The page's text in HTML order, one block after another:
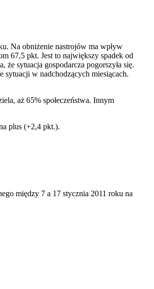
Na obniżenie nastrojów ma wpływ
67,5 pkt. Jest to największy spadek od
sytuacja gospodarcza pogorszyła się.
sytuacji w nadchodzących miesiącach.
aż 65% społeczeństwa. Innym
plus (+2,4 pkt.).
między 7 a 17 stycznia 2011 roku na